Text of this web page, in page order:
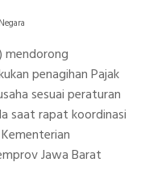
mendorong
penagihan Pajak
sesuai peraturan
saat rapat koordinasi
Jawa Barat